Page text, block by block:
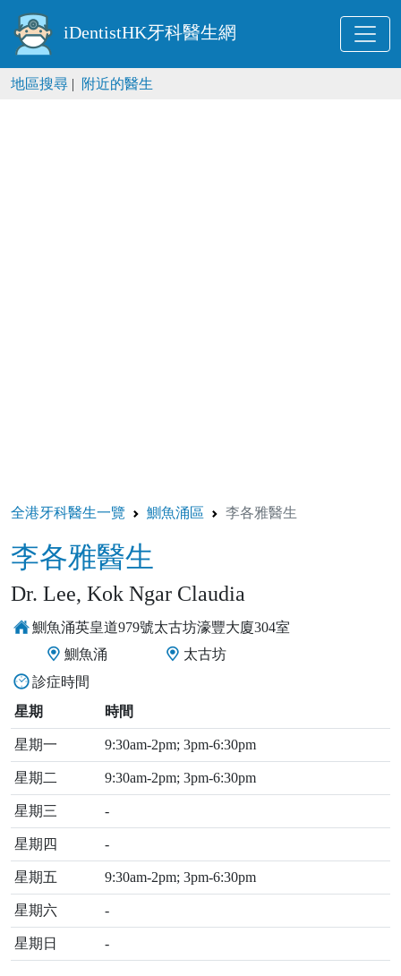
iDentistHK牙科醫生網
地區搜尋 | 附近的醫生
全港牙科醫生一覽 鰂魚涌區 李各雅醫生
李各雅醫生
Dr. Lee, Kok Ngar Claudia
鰂魚涌英皇道979號太古坊濠豐大廈304室
鰂魚涌
太古坊
診症時間
星期
時間
星期一 9:30am-2pm; 3pm-6:30pm
星期二 9:30am-2pm; 3pm-6:30pm
星期三 -
星期四 -
星期五 9:30am-2pm; 3pm-6:30pm
星期六 -
星期日 -